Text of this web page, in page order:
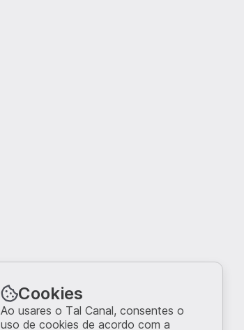
Cookies
Ao usares o Tal Canal, consentes o
uso de cookies de acordo com a